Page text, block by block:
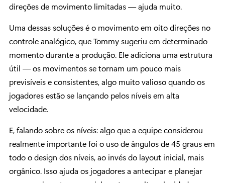
direções de movimento limitadas — ajuda muito.
Uma dessas soluções é o movimento em oito direções no
controle analógico, que Tommy sugeriu em determinado
momento durante a produção. Ele adiciona uma estrutura
útil — os movimentos se tornam um pouco mais
previsíveis e consistentes, algo muito valioso quando os
jogadores estão se lançando pelos níveis em alta
velocidade.
E, falando sobre os níveis: algo que a equipe considerou
realmente importante foi o uso de ângulos de 45 graus em
todo o design dos níveis, ao invés do layout inicial, mais
orgânico. Isso ajuda os jogadores a antecipar e planejar